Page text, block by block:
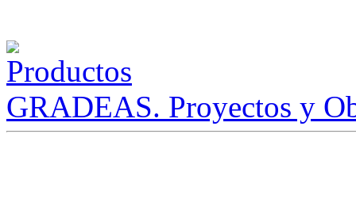
GRADEAS. Proyectos y